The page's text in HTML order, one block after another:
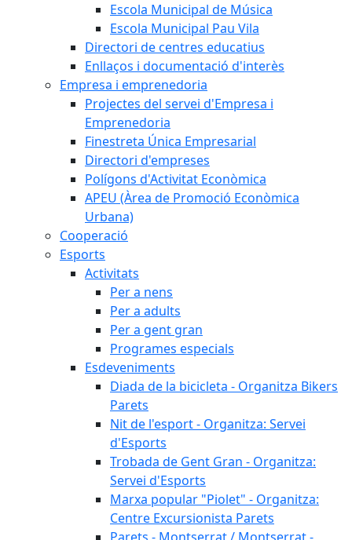
Escola Municipal de Música
Escola Municipal Pau Vila
Directori de centres educatius
Enllaços i documentació d'interès
Empresa i emprenedoria
Projectes del servei d'Empresa i
Emprenedoria
Finestreta Única Empresarial
Directori d'empreses
Polígons d'Activitat Econòmica
APEU (Àrea de Promoció Econòmica
Urbana)
Cooperació
Esports
Activitats
Per a nens
Per a adults
Per a gent gran
Programes especials
Esdeveniments
Diada de la bicicleta - Organitza Bikers
Parets
Nit de l'esport - Organitza: Servei
d'Esports
Trobada de Gent Gran - Organitza:
Servei d'Esports
Marxa popular "Piolet" - Organitza:
Centre Excursionista Parets